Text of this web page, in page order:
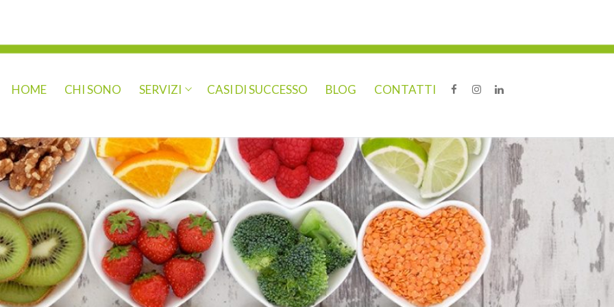
HOME CHI SONO SERVIZI CASI DI SUCCESSO BLOG CONTATTI